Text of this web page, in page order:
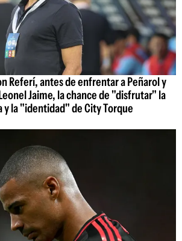
Referí, antes de enfrentar a Peñarol y
Jaime, la chance de "disfrutar" la
y la "identidad" de City Torque